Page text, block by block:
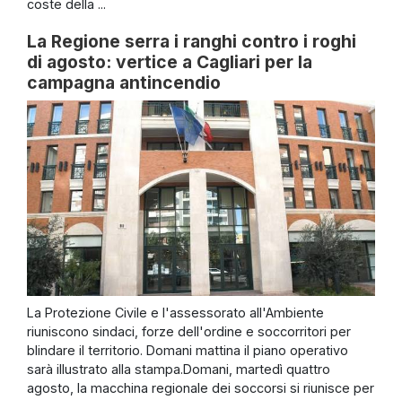
coste della ...
La Regione serra i ranghi contro i roghi
di agosto: vertice a Cagliari per la
campagna antincendio
La Protezione Civile e l'assessorato all'Ambiente
riuniscono sindaci, forze dell'ordine e soccorritori per
blindare il territorio. Domani mattina il piano operativo
sarà illustrato alla stampa.Domani, martedì quattro
agosto, la macchina regionale dei soccorsi si riunisce per